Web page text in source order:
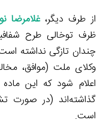
از طرف دیگر، غلامرضا
ظرف توخالی طرح
چندان تازگی نداشته
وکلای ملت (موافق،
اعلام شود که این
گذاشته‌اند (در صورت
است.